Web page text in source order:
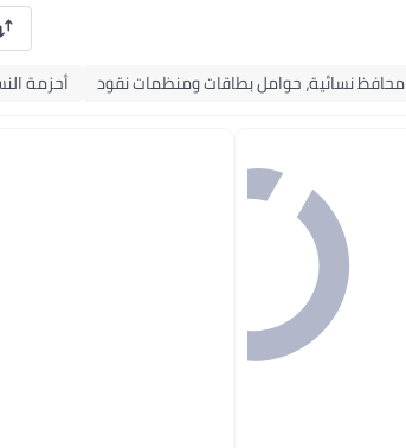
محافظ نسائية، حوامل بطاقات ومنظمات نقود أحزمة